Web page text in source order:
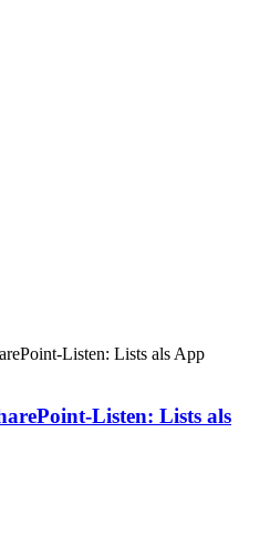
Listen: Lists als App
Listen: Lists als